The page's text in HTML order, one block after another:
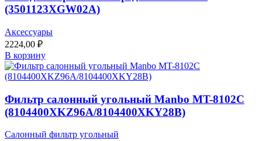
(3501123XGW02A)
Аксессуары
2224,00 ₽
В корзину
Фильтр салонный угольный Manbo MT-8102C
(8104400XKZ96A/8104400XKY28B)
Салонный фильтр угольный